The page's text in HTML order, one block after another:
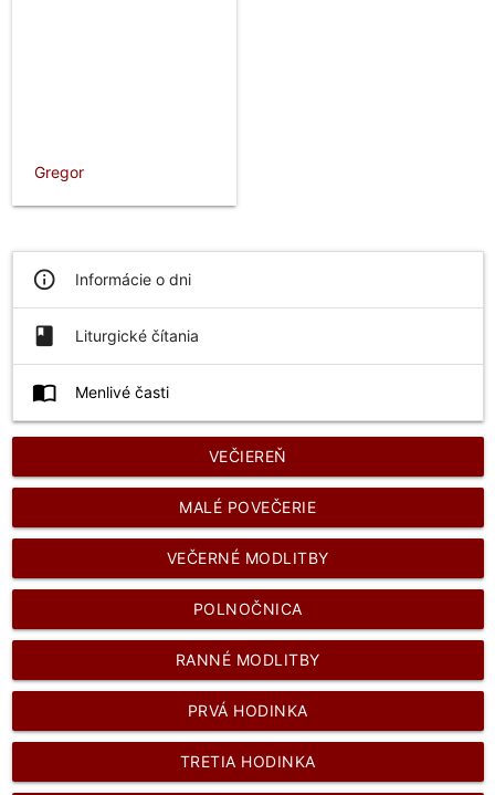
Gregor
info_outline Informácie o dni
book Liturgické čítania
import_contacts Menlivé časti
VEČIEREŇ
MALÉ POVEČERIE
VEČERNÉ MODLITBY
POLNOČNICA
RANNÉ MODLITBY
PRVÁ HODINKA
TRETIA HODINKA